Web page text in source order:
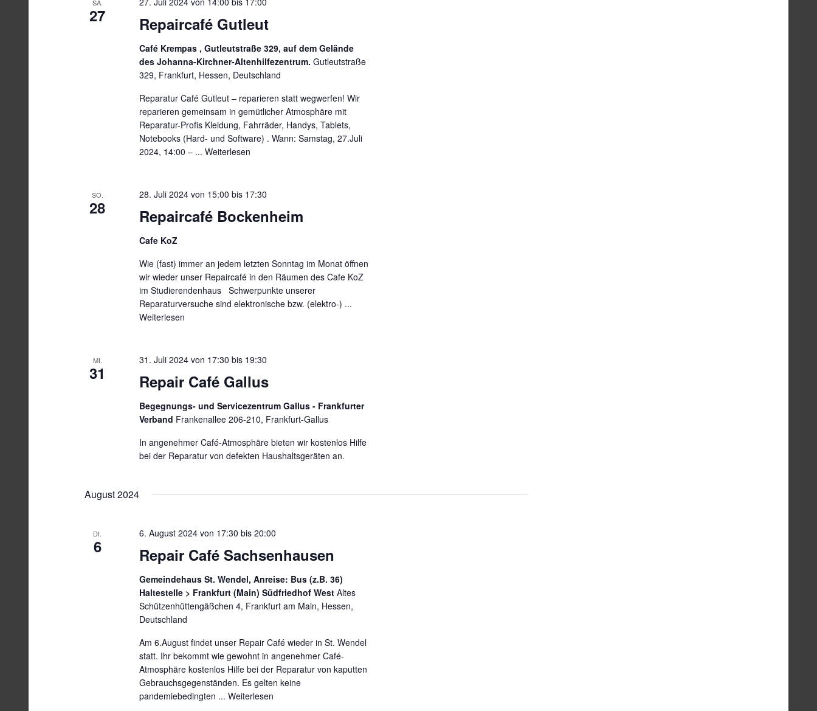
SA.
27 Repaircafé Gutleut
Café Krempas , Gutleutstraße 329, auf dem Gelände
des Johanna-Kirchner-Altenhilfezentrum. Gutleutstraße
329, Frankfurt, Hessen, Deutschland
Reparatur Café Gutleut – reparieren statt wegwerfen! Wir
reparieren gemeinsam in gemütlicher Atmosphäre mit
Reparatur-Profis Kleidung, Fahrräder, Handys, Tablets,
Notebooks (Hard- und Software) . Wann: Samstag, 27.Juli
2024, 14:00 – ... Weiterlesen
SO.
28 Repaircafé Bockenheim
28. Juli 2024 von 15:00 bis 17:30
Cafe KoZ
Wie (fast) immer an jedem letzten Sonntag im Monat öffnen
wir wieder unser Repaircafé in den Räumen des Cafe KoZ
im Studierendenhaus Schwerpunkte unserer
Reparaturversuche sind elektronische bzw. (elektro-) ...
Weiterlesen
MI.
31 Repair Café Gallus
31. Juli 2024 von 17:30 bis 19:30
Begegnungs- und Servicezentrum Gallus - Frankfurter
Verband Frankenallee 206-210, Frankfurt-Gallus
In angenehmer Café-Atmosphäre bieten wir kostenlos Hilfe
bei der Reparatur von defekten Haushaltsgeräten an.
August 2024
DI.
6 Repair Café Sachsenhausen
6. August 2024 von 17:30 bis 20:00
Gemeindehaus St. Wendel, Anreise: Bus (z.B. 36)
Haltestelle > Frankfurt (Main) Südfriedhof West Altes
Schützenhüttengäßchen 4, Frankfurt am Main, Hessen,
Deutschland
Am 6.August findet unser Repair Café wieder in St. Wendel
statt. Ihr bekommt wie gewohnt in angenehmer Café-
Atmosphäre kostenlos Hilfe bei der Reparatur von kaputten
Gebrauchsgegenständen. Es gelten keine
pandemiebedingten ... Weiterlesen